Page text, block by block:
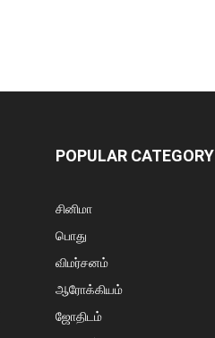
POPULAR CATEGORY
சினிமா
பொது
விமர்சனம்
ஆரோக்கியம்
ஜோதிடம்